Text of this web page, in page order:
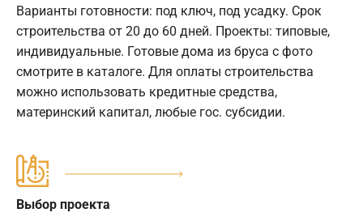
Варианты готовности: под ключ, под усадку. Срок
строительства от 20 до 60 дней. Проекты: типовые,
индивидуальные. Готовые дома из бруса с фото
смотрите в каталоге. Для оплаты строительства
можно использовать кредитные средства,
материнский капитал, любые гос. субсидии.
Выбор проекта